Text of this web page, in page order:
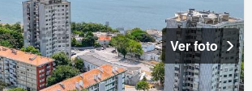
Ver foto